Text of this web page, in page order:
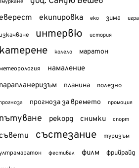
екипировка еко зима игра
интервю история
колело маратон
намаление
планина полезно
прогноза за времето промоция
рекорд снимки спорт
състезание туризъм
фестивал филм фрийрайд